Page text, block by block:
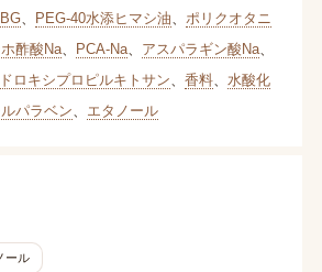
BG、 PEG-40水添ヒマシ油
ポリクオタニ
酢酸Na、 PCA-Na、 アスパラギン酸Na、
ロキシプロピルキトサン 香料、 水酸化
ルパラベン エタノール
ール